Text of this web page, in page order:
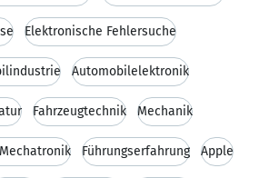
Elektronische Fehlersuche
Automobilelektronik
Fahrzeugtechnik Mechanik
Führungserfahrung Apple